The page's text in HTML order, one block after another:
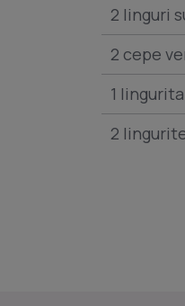
2 linguri
2 cepe
1
2